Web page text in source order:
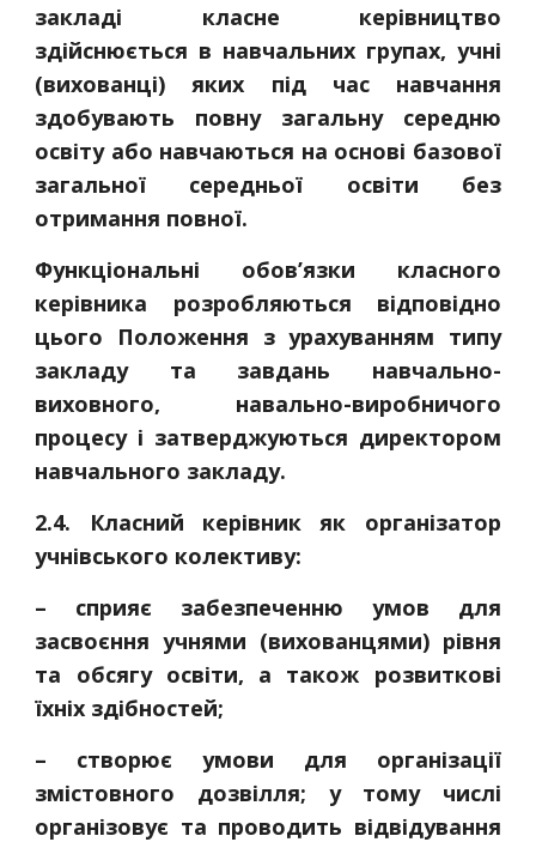
закладі класне керівництво
здійснюється в навчальних групах, учні
(вихованці) яких під час навчання
здобувають повну загальну середню
освіту або навчаються на основі базової
загальної середньої освіти без
отримання повної.
Функціональні обов’язки класного
керівника розробляються відповідно
цього Положення з урахуванням типу
закладу та завдань навчально-
виховного, навально-виробничого
процесу і затверджуються директором
навчального закладу.
2.4. Класний керівник як організатор
учнівського колективу:
– сприяє забезпеченню умов для
засвоєння учнями (вихованцями) рівня
та обсягу освіти, а також розвиткові
їхніх здібностей;
– створює умови для організації
змістовного дозвілля; у тому числі
організовує та проводить відвідування